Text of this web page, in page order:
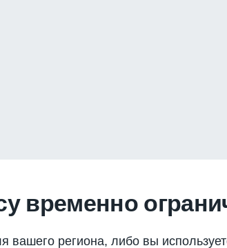
временно
вашего региона, либо вы